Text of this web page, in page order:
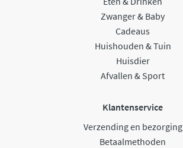
Zwanger & Baby
Cadeaus
Huishouden & Tuin
Huisdier
Afvallen & Sport
Klantenservice
Verzending en bezorging
Betaalmethoden